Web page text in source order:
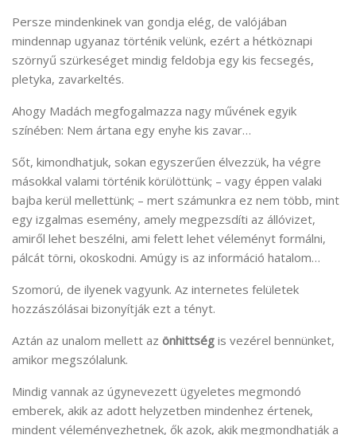
Persze mindenkinek van gondja elég, de valójában
mindennap ugyanaz történik velünk, ezért a hétköznapi
szörnyű szürkeséget mindig feldobja egy kis fecsegés,
pletyka, zavarkeltés.
Ahogy Madách megfogalmazza nagy művének egyik
színében: Nem ártana egy enyhe kis zavar…
Sőt, kimondhatjuk, sokan egyszerűen élvezzük, ha végre
másokkal valami történik körülöttünk; – vagy éppen valaki
bajba kerül mellettünk; – mert számunkra ez nem több, mint
egy izgalmas esemény, amely megpezsdíti az állóvizet,
amiről lehet beszélni, ami felett lehet véleményt formálni,
pálcát törni, okoskodni. Amúgy is az információ hatalom…
Szomorú, de ilyenek vagyunk. Az internetes felületek
hozzászólásai bizonyítják ezt a tényt.
Aztán az unalom mellett az önhittség is vezérel bennünket,
amikor megszólalunk.
Mindig vannak az úgynevezett ügyeletes megmondó
emberek, akik az adott helyzetben mindenhez értenek,
mindent véleményezhetnek, ők azok, akik megmondhatják a